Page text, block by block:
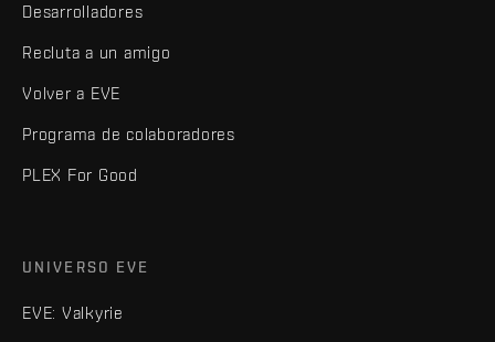
Desarrolladores
Recluta a un amigo
Volver a EVE
Programa de colaboradores
PLEX For Good
UNIVERSO EVE
EVE: Valkyrie